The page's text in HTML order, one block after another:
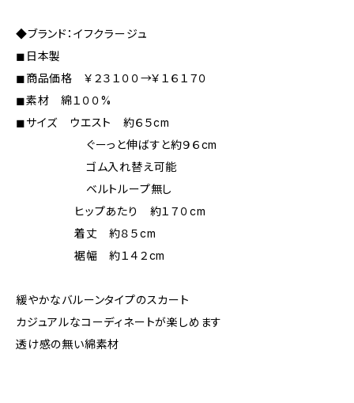
◆ブランド：イフクラージュ
◼︎日本製
◼︎商品価格 ￥２３１００→￥１６１７０
◼︎素材 綿１００%
◼︎サイズ ウエスト 約６５cm
ぐーっと伸ばすと約９６cm
ゴム入れ替え可能
ベルトループ無し
ヒップあたり 約１７０cm
着丈 約８５cm
裾幅 約１４２cm
緩やかなバルーンタイプのスカート
カジュアルなコーディネートが楽しめます
透け感の無い綿素材